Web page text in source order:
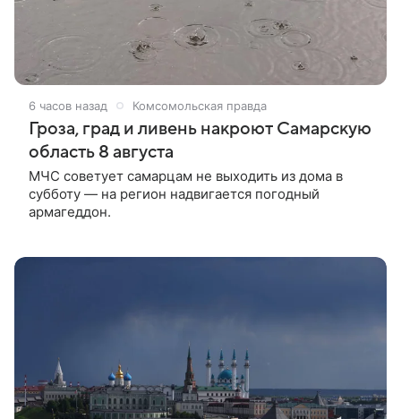
6 часов назад Комсомольская правда
Гроза, град и ливень накроют Самарскую
область 8 августа
МЧС советует самарцам не выходить из дома в
субботу — на регион надвигается погодный
армагеддон.